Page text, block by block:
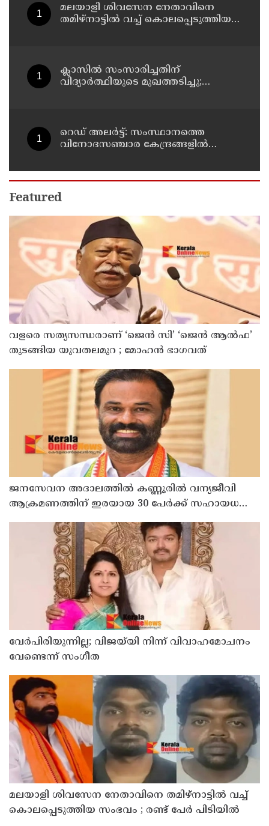
മലയാളി ശിവസേന നേതാവിനെ
തമിഴ്നാട്ടിൽ വച്ച് കൊലപ്പെടുത്തിയ
ക്ലാസിൽ സംസാരിച്ചതിന്
വിദ്യാര്‍ത്ഥിയുടെ മുഖത്തടിച്ചു;
റെഡ് അലർട്ട്: സംസ്ഥാനത്തെ
വിനോദസഞ്ചാര കേന്ദ്രങ്ങളിൽ
Featured
വളരെ സത്യസന്ധരാണ് ‘ജെൻ സി’ ‘ജെൻ ആൽഫ’
തുടങ്ങിയ യുവതലമുറ ; മോഹൻ ഭാഗവത്
ജനസേവന അദാലത്തിൽ കണ്ണൂരിൽ വന്യജീവി
ആക്രമണത്തിന് ഇരയായ 30 പേർക്ക് സഹായധനം
വേർപിരിയുന്നില്ല; വിജയ്‍യി നിന്ന് വിവാഹമോചനം
വേണ്ടെന്ന് സംഗീത
മലയാളി ശിവസേന നേതാവിനെ തമിഴ്നാട്ടിൽ വച്ച്
കൊലപ്പെടുത്തിയ സംഭവം ; രണ്ട് പേർ പിടിയിൽ